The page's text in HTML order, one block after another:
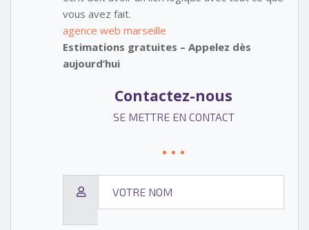
vous avez fait.
agence web marseille
Estimations gratuites – Appelez dès
aujourd’hui
Contactez-nous
SE METTRE EN CONTACT